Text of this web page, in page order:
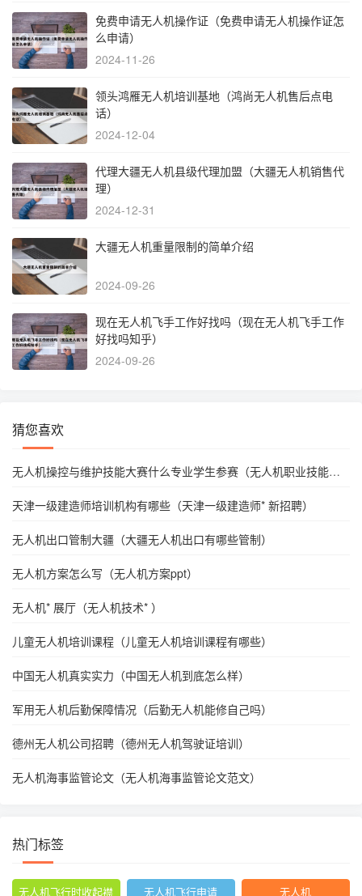
免费申请无人机操作证（免费申请无人机操作证怎
么申请）
2024-11-26
领头鸿雁无人机培训基地（鸿尚无人机售后点电
话）
2024-12-04
代理大疆无人机县级代理加盟（大疆无人机销售代
理）
2024-12-31
大疆无人机重量限制的简单介绍
2024-09-26
现在无人机飞手工作好找吗（现在无人机飞手工作
好找吗知乎）
2024-09-26
猜您喜欢
无人机操控与维护技能大赛什么专业学生参赛（无人机职业技能大
天津一级建造师培训机构有哪些（天津一级建造师* 新招聘）
无人机出口管制大疆（大疆无人机出口有哪些管制）
无人机方案怎么写（无人机方案ppt）
无人机* 展厅（无人机技术* ）
儿童无人机培训课程（儿童无人机培训课程有哪些）
中国无人机真实实力（中国无人机到底怎么样）
军用无人机后勤保障情况（后勤无人机能修自己吗）
德州无人机公司招聘（德州无人机驾驶证培训）
无人机海事监管论文（无人机海事监管论文范文）
热门标签
无人机飞行时收起襟
无人机飞行申请
无人机